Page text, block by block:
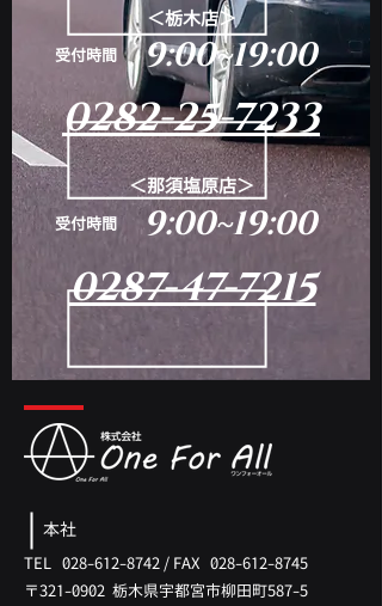
＜栃木店＞
​受付時間 9:00~19:00
0282-25-7233
＜那須塩原店＞
​受付時間 9:00~19:00
0287-47-7215
TEL 028-612-8742 / FAX 028-612-8745
〒321-0902 ​栃木県宇都宮市柳田町587-5
本社